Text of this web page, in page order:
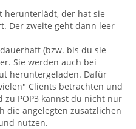
herunterlädt, der hat sie
Der zweite geht dann leer
(bzw. bis du sie
Sie werden auch bei
heruntergeladen. Dafür
Clients betrachten und
POP3 kannst du nicht nur
die angelegten zusätzlichen
nutzen.